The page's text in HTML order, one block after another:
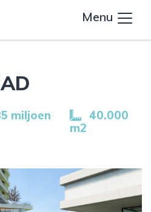
Menu
miljoen
40.000
m2